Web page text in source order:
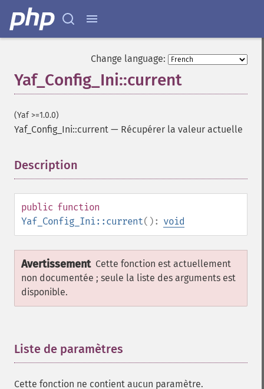
Change language:
Yaf_Config_Ini::current
(Yaf >=1.0.0)
Yaf_Config_Ini::current — Récupérer la valeur actuelle
Description
public function
Yaf_Config_Ini::current(): void
Avertissement Cette fonction est actuellement
non documentée ; seule la liste des arguments est
disponible.
Liste de paramètres
Cette fonction ne contient aucun paramètre.